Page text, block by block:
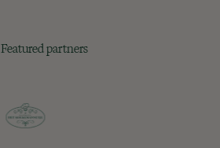
Featured partners